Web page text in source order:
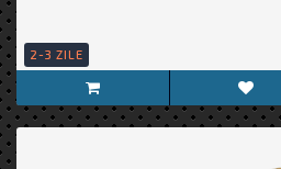
2-3 ZILE